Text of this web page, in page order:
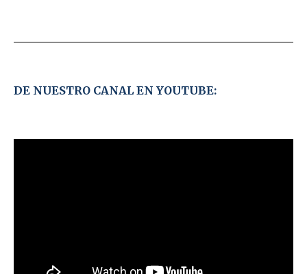
DE NUESTRO CANAL EN YOUTUBE: